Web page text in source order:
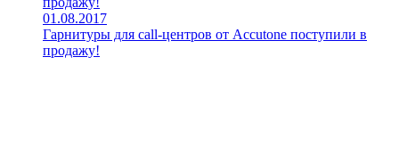
01.08.2017
Гарнитуры для call-центров от Accutone поступили в
продажу!